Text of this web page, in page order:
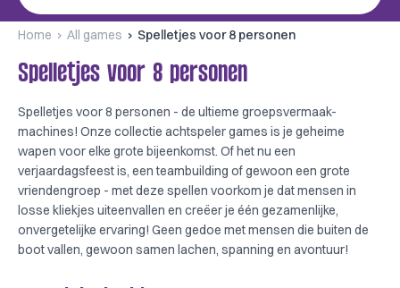
Home All games Spelletjes voor 8 personen
Spelletjes voor 8 personen
Spelletjes voor 8 personen - de ultieme groepsvermaak-
machines! Onze collectie achtspeler games is je geheime
wapen voor elke grote bijeenkomst. Of het nu een
verjaardagsfeest is, een teambuilding of gewoon een grote
vriendengroep - met deze spellen voorkom je dat mensen in
losse kliekjes uiteenvallen en creëer je één gezamenlijke,
onvergetelijke ervaring! Geen gedoe met mensen die buiten de
boot vallen, gewoon samen lachen, spanning en avontuur!